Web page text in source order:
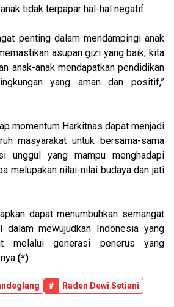
tidak terpapar hal-hal negatif.
penting dalam mendampingi anak
asupan gizi yang baik, kita
anak-anak mendapatkan pendidikan
yang aman dan positif,”
momentum Harkitnas dapat menjadi
masyarakat untuk bersama-sama
unggul yang mampu menghadapi
melupakan nilai-nilai budaya dan jati
dapat menumbuhkan semangat
dalam mewujudkan Indonesia yang
melalui generasi penerus yang
(*)
#
Raden Dewi Setiani